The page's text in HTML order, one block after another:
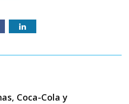
Coca-Cola y